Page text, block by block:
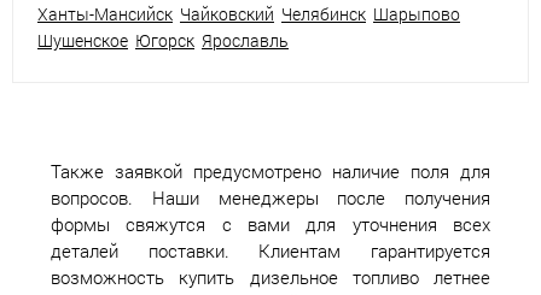
Ханты-Мансийск Чайковский Челябинск Шарыпово
Шушенское Югорск Ярославль
Также заявкой предусмотрено наличие поля для
вопросов. Наши менеджеры после получения
формы свяжутся с вами для уточнения всех
деталей поставки. Клиентам гарантируется
возможность купить дизельное топливо летнее